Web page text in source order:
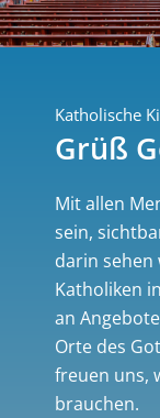
Katholische
Grüß
Mit allen
sein,
darin sehen
Katholiken
an
Orte des
freuen uns,
brauchen.